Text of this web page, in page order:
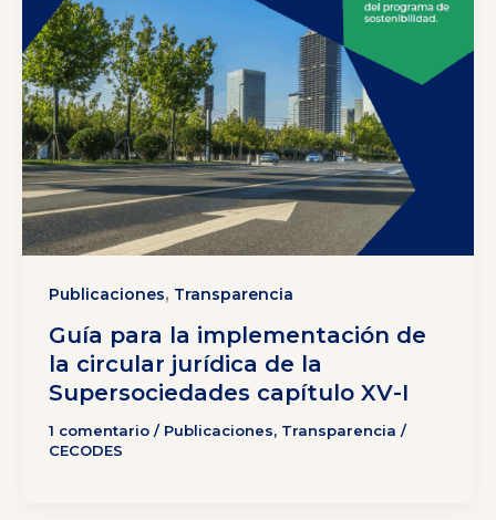
Publicaciones, Transparencia
Guía para la implementación de
la circular jurídica de la
Supersociedades capítulo XV-I
1 comentario / Publicaciones, Transparencia /
CECODES